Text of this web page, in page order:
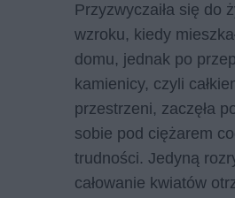
Przyzwyczaiła się do
wzroku, kiedy
domu, jednak po
kamienicy, czyli
przestrzeni, zaczęła
sobie pod ciężarem
trudności. Jedyną
całowanie kwiatów